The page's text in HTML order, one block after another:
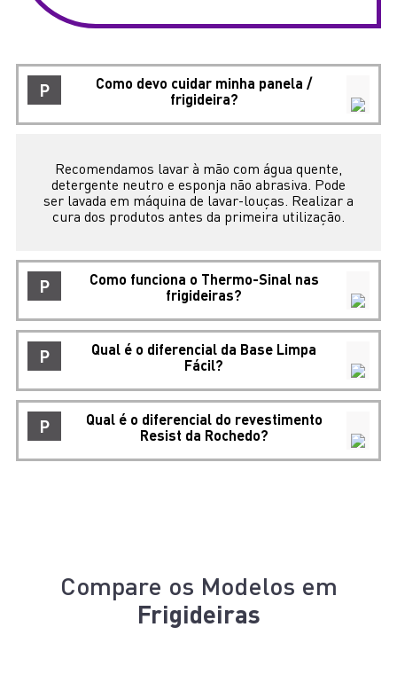
P
Como devo cuidar minha panela /
frigideira?
Recomendamos lavar à mão com água quente,
detergente neutro e esponja não abrasiva. Pode
ser lavada em máquina de lavar-louças. Realizar a
cura dos produtos antes da primeira utilização.
P
Como funciona o Thermo-Sinal nas
frigideiras?
P
Qual é o diferencial da Base Limpa
Fácil?
P
Qual é o diferencial do revestimento
Resist da Rochedo?
Compare os Modelos em
Frigideiras